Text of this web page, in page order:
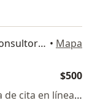
Callao 680, esquina con Montiel, consultorio 102, Gustavo A Madero • Mapa
$500
Este especialista no ofrece reserva de cita en línea en esta dirección.